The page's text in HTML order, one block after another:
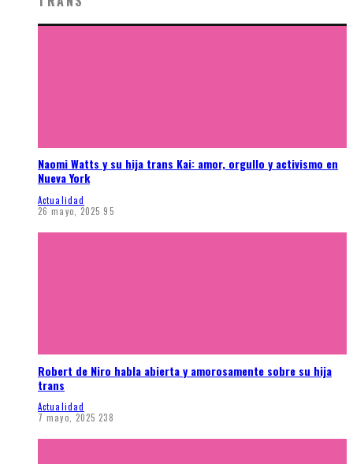
Naomi Watts y su hija trans Kai: amor, orgullo y activismo en
Nueva York
Actualidad
26 mayo, 2025 95
Robert de Niro habla abierta y amorosamente sobre su hija
trans
Actualidad
7 mayo, 2025 238